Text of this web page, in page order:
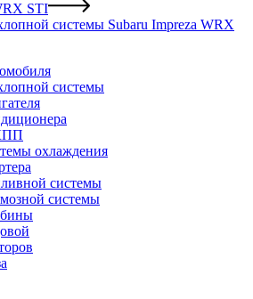
STI
системы Subaru Impreza WRX
системы
охлаждения
системы
системы